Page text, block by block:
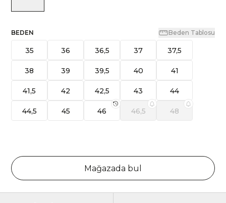
BEDEN Beden Tablosu
35 36 36,5 37 37,5
38 39 39,5 40 41
41,5 42 42,5 43 44
44,5 45 46 46,5 48
Mağazada bul